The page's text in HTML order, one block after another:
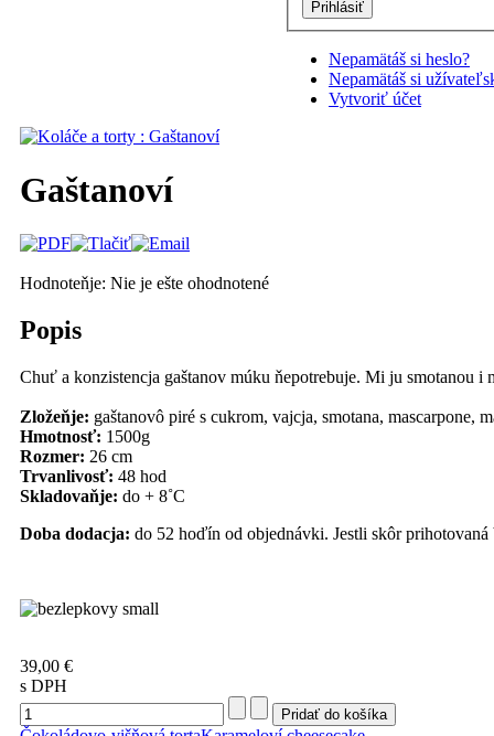
Nepamätáš si heslo?
Nepamätáš si
Vytvoriť účet
Gaštanoví
Hodnoteňje: Nie je ešte ohodnotené
Popis
Chuť a konzistencja gaštanov múku ňepotrebuje. Mi ju smotanou i
Zložeňje: gaštanovô piré s cukrom, vajcja, smotana, mascarpone,
Hmotnosť: 1500g
Rozmer: 26 cm
Trvanlivosť: 48 hod
Skladovaňje: do + 8˚C
Doba dodacja: do 52 hoďín od objednávki. Jestli skôr
39,00 €
s DPH